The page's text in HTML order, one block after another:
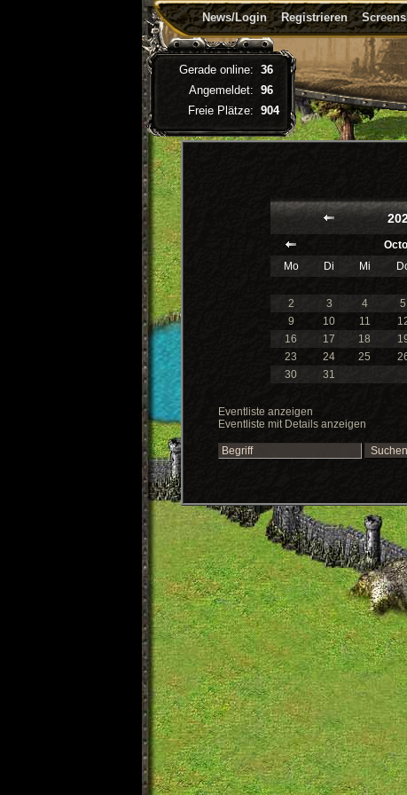
News/Login Registrieren
Mo
Di Mi
2
3 4 5
9
10 11
16
17 18
23
24 25
30
31
Eventliste anzeigen
Eventliste mit Details anzeigen
Gerade online: 36
Angemeldet: 96
Freie Plätze: 904